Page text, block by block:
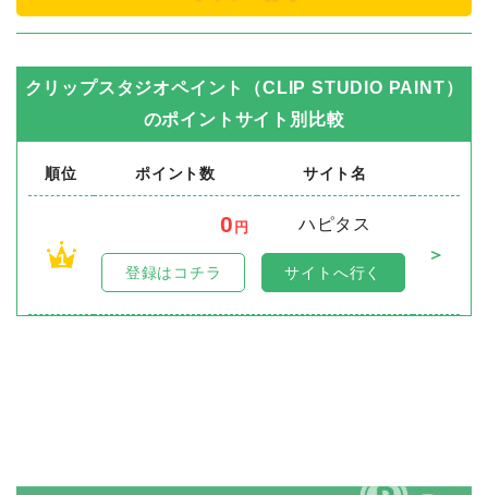
クリップスタジオペイント（CLIP STUDIO PAINT）
のポイントサイト別比較
順位 ポイント数 サイト名
1
0 円
ハピタス
＞
登録はコチラ サイトへ行く